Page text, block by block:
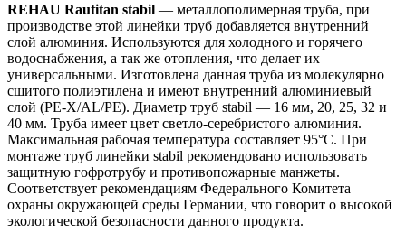
REHAU Rautitan stabil — металлополимерная труба, при
производстве этой линейки труб добавляется внутренний
слой алюминия. Используются для холодного и горячего
водоснабжения, а так же отопления, что делает их
универсальными. Изготовлена данная труба из молекулярно
сшитого полиэтилена и имеют внутренний алюминиевый
слой (PE-X/AL/PE). Диаметр труб stabil — 16 мм, 20, 25, 32 и
40 мм. Труба имеет цвет светло-серебристого алюминия.
Максимальная рабочая температура составляет 95°С. При
монтаже труб линейки stabil рекомендовано использовать
защитную гофротрубу и противопожарные манжеты.
Cоответствует рекомендациям Федерального Комитета
охраны окружающей среды Германии, что говорит о высокой
экологической безопасности данного продукта.